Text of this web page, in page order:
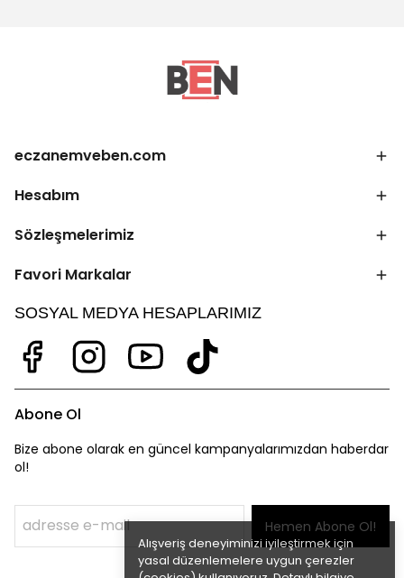
Alışveriş deneyiminizi iyileştirmek için
yasal düzenlemelere uygun çerezler
eczanemveben.com
Hesabım
Sözleşmelerimiz
Favori Markalar
SOSYAL MEDYA HESAPLARIMIZ
Abone Ol
Bize abone olarak en güncel kampanyalarımızdan haberdar
ol!
Hemen Abone Ol!